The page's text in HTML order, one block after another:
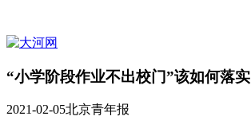
“小学阶段作业不出校门”该如何落实
2021-02-05北京青年报